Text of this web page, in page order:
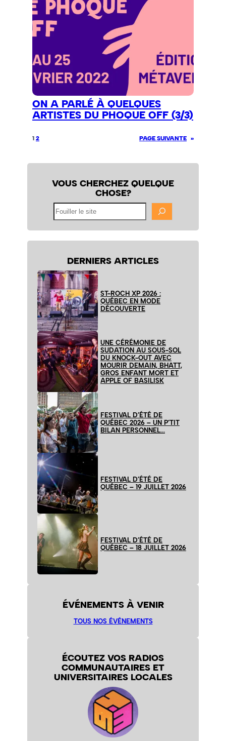
ON A PARLÉ À QUELQUES
ARTISTES DU PHOQUE OFF (3/3)
1 2 PAGE SUIVANTE »
VOUS CHERCHEZ QUELQUE
CHOSE?
DERNIERS ARTICLES
ST-ROCH XP 2026 :
QUÉBEC EN MODE
DÉCOUVERTE
UNE CÉRÉMONIE DE
SUDATION AU SOUS-SOL
DU KNOCK-OUT AVEC
MOURIR DEMAIN, BHATT,
GROS ENFANT MORT ET
APPLE OF BASILISK
FESTIVAL D’ÉTÉ DE
QUÉBEC 2026 – UN P’TIT
BILAN PERSONNEL…
FESTIVAL D’ÉTÉ DE
QUÉBEC – 19 JUILLET 2026
FESTIVAL D’ÉTÉ DE
QUÉBEC – 18 JUILLET 2026
ÉVÉNEMENTS À VENIR
TOUS NOS ÉVÉNEMENTS
ÉCOUTEZ VOS RADIOS
COMMUNAUTAIRES ET
UNIVERSITAIRES LOCALES